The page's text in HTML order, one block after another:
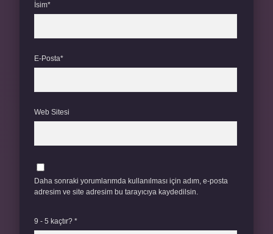
İsim*
E-Posta*
Web Sitesi
Daha sonraki yorumlarımda kullanılması için adım, e-posta
adresim ve site adresim bu tarayıcıya kaydedilsin.
9 - 5 kaçtır? *